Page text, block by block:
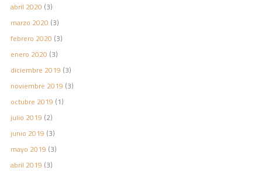
abril 2020 (3)
marzo 2020 (3)
febrero 2020 (3)
enero 2020 (3)
diciembre 2019 (3)
noviembre 2019 (3)
octubre 2019 (1)
julio 2019 (2)
junio 2019 (3)
mayo 2019 (3)
abril 2019 (3)